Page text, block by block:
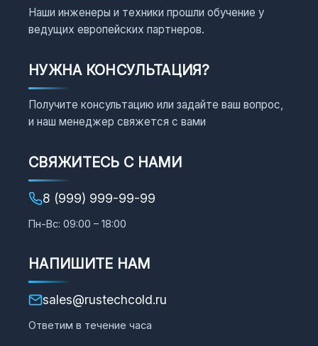
Наши инженеры и техники прошли обучение у
ведущих европейских партнеров.
НУЖНА КОНСУЛЬТАЦИЯ?
Получите консультацию или задайте ваш вопрос,
и наш менеджер свяжется с вами
СВЯЖИТЕСЬ С НАМИ
8 (999) 999-99-99
Пн-Вс: 09:00 – 18:00
НАПИШИТЕ НАМ
sales@rustechcold.ru
Ответим в течение часа